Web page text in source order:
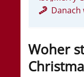
Woher